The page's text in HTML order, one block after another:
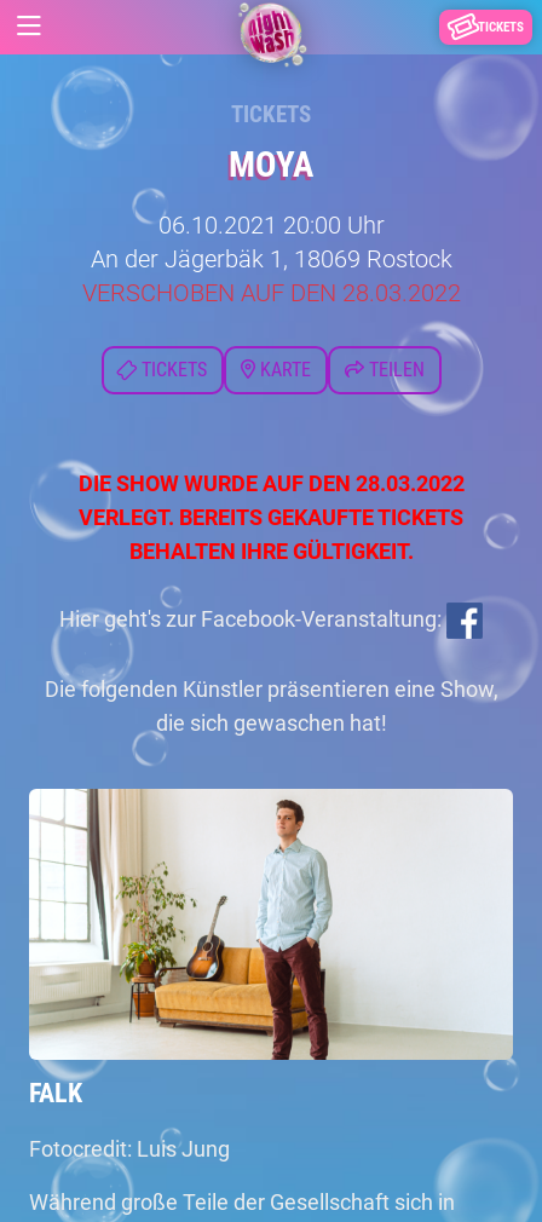
TICKETS
TICKETS
MOYA
06.10.2021 20:00 Uhr
An der Jägerbäk 1, 18069 Rostock
VERSCHOBEN AUF DEN 28.03.2022
TICKETS KARTE TEILEN
DIE SHOW WURDE AUF DEN 28.03.2022
VERLEGT. BEREITS GEKAUFTE TICKETS
BEHALTEN IHRE GÜLTIGKEIT.
Hier geht's zur Facebook-Veranstaltung:
Die folgenden Künstler präsentieren eine Show,
die sich gewaschen hat!
FALK
Fotocredit: Luis Jung
Während große Teile der Gesellschaft sich in